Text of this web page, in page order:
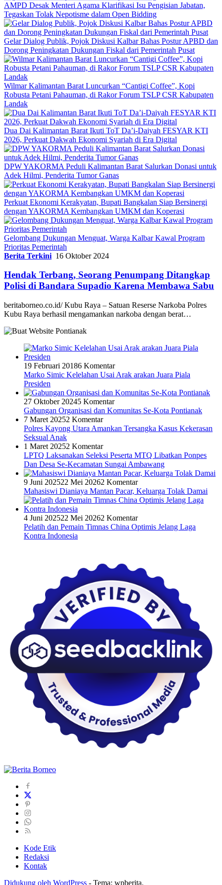
AMPD Desak Menteri Agama Klarifikasi Isu Pengisian Jabatan,
Tegaskan Tolak Nepotisme dalam Open Bidding
Gelar Dialog Publik, Pojok Diskusi Kalbar Bahas Postur APBD dan
Dorong Peningkatan Dukungan Fiskal dari Pemerintah Pusat
Wilmar Kalimantan Barat Luncurkan “Cantigi Coffee”, Kopi
Robusta Petani Pahauman, di Rakor Forum TSLP CSR Kabupaten
Landak
Dua Dai Kalimantan Barat Ikuti ToT Da’i-Daiyah FESYAR KTI
2026, Perkuat Dakwah Ekonomi Syariah di Era Digital
DPW YAKORMA Peduli Kalimantan Barat Salurkan Donasi untuk
Adek Hilmi, Penderita Tumor Ganas
Perkuat Ekonomi Kerakyatan, Bupati Bangkalan Siap Bersinergi
dengan YAKORMA Kembangkan UMKM dan Koperasi
Gelombang Dukungan Menguat, Warga Kalbar Kawal Program
Prioritas Pemerintah
Berita Terkini 16 Oktober 2024
Hendak Terbang, Seorang Penumpang Ditangkap
Polisi di Bandara Supadio Karena Membawa Sabu
beritaborneo.co.id/ Kubu Raya – Satuan Reserse Narkoba Polres
Kubu Raya berhasil mengamankan narkoba dengan berat…
19 Februari 20186 Komentar
Marko Simic Kelelahan Usai Arak arakan Juara Piala
Presiden
27 Oktober 20245 Komentar
Gabungan Organisasi dan Komunitas Se-Kota Pontianak
7 Maret 20252 Komentar
Polres Kayong Utara Amankan Tersangka Kasus Kekerasan
Seksual Anak
1 Maret 20252 Komentar
LPTQ Laksanakan Seleksi Peserta MTQ Libatkan Ponpes
Dan Desa Se-Kecamatan Sungai Ambawang
9 Juni 202522 Mei 20262 Komentar
Mahasiswi Dianiaya Mantan Pacar, Keluarga Tolak Damai
4 Juni 202522 Mei 20262 Komentar
Pelatih dan Pemain Timnas China Optimis Jelang Laga
Kontra Indonesia
Kode Etik
Redaksi
Kontak
Didukung oleh WordPress - Tema: wpberita.